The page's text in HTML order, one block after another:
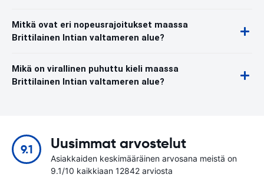
Mitkä ovat eri nopeusrajoitukset maassa
Brittilainen Intian valtameren alue?
Mikä on virallinen puhuttu kieli maassa
Brittilainen Intian valtameren alue?
9.1 Uusimmat arvostelut
Asiakkaiden keskimääräinen arvosana meistä on
9.1/10 kaikkiaan 12842 arviosta